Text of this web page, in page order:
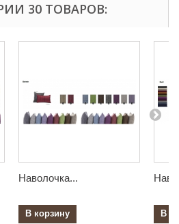
30 ТОВАРОВ:
Наволочка...
В корзину В